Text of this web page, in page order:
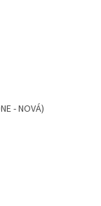
- NOVÁ)